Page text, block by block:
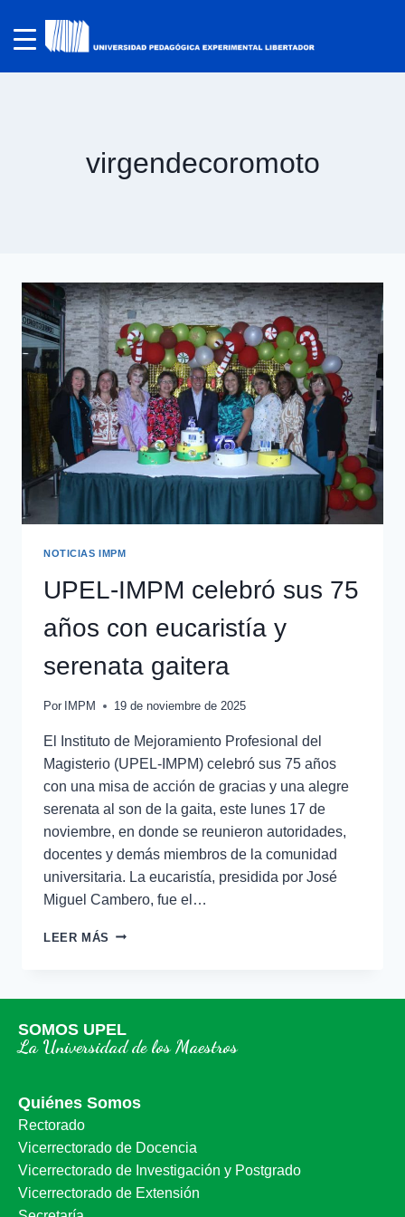
virgendecoromoto
NOTICIAS IMPM
UPEL-IMPM celebró sus 75
años con eucaristía y
serenata gaitera
Por IMPM 19 de noviembre de 2025
El Instituto de Mejoramiento Profesional del
Magisterio (UPEL-IMPM) celebró sus 75 años
con una misa de acción de gracias y una alegre
serenata al son de la gaita, este lunes 17 de
noviembre, en donde se reunieron autoridades,
docentes y demás miembros de la comunidad
universitaria. La eucaristía, presidida por José
Miguel Cambero, fue el…
LEER MÁS
SOMOS UPEL
La Universidad de los Maestros
Quiénes Somos
Rectorado
Vicerrectorado de Docencia
Vicerrectorado de Investigación y Postgrado
Vicerrectorado de Extensión